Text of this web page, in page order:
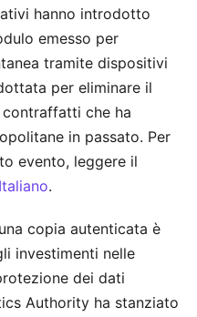
hanno introdotto
emesso per
tramite dispositivi
per eliminare il
che ha
in passato. Per
evento, leggere il
.
copia autenticata è
investimenti nelle
dei dati
Authority ha stanziato